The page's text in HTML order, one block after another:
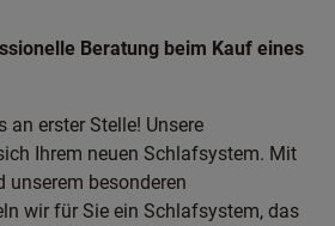
Beratung beim Kauf eines
an erster Stelle! Unsere
Ihrem neuen Schlafsystem. Mit
unserem besonderen
wir für Sie ein Schlafsystem, das